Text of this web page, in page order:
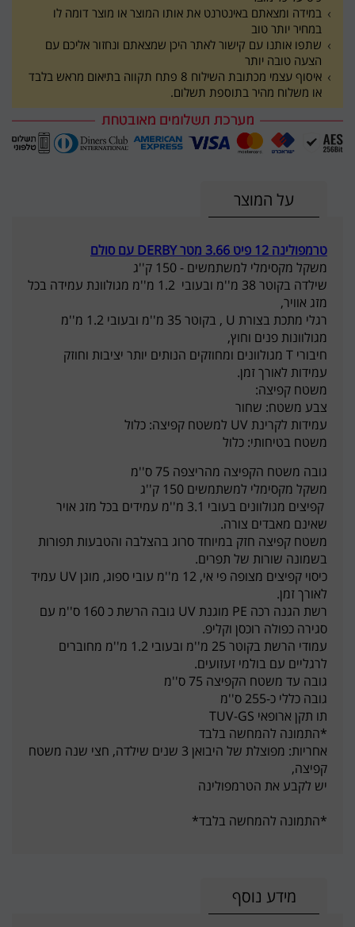
במידה ומצאתם באינטרנט את אותו המוצר או מוצר דומה לו
במחיר יותר טוב
שתפו אותנו עם קישור לאתר היכן שמצאתם ונחזור אליכם עם
הצעה טובה יותר
איסוף עצמי מכתובת השילוח 8 פתח תקווה בתיאום מראש בלבד
או משלוח מהיר בתוספת תשלום.
על המוצר
טרמפולינה 12 פיט 3.66 מטר DERBY עם סולם
משקל מקסימלי למשתמשים - 150 ק''ג
שילדה בקוטר 38 מ''מ ובעובי 1.2 מ''מ מגולוונת עמידה בכל
מזג אוויר,
רגלי מתכת בצורת U , בקוטר 35 מ''מ ובעובי 1.2 מ''מ
מגולוונות פנים וחוץ,
חיבורי T מגולוונים ומחוזקים הנותים יותר יציבות וחוזק
עמידות לאורך זמן.
משטח קפיצה:
צבע משטח: שחור
עמידות לקרינת UV למשטח קפיצה: כלול
משטח בטיחותי: כלול
גובה משטח הקפיצה מהריצפה 75 ס''מ
משקל מקסימלי למשתמשים 150 ק''ג
קפיצים מגולוונים בעובי 3.1 מ''מ עמידים בכל מזג אויר
שאינם מאבדים צורה.
משטח קפיצה חזק במיוחד סרוג בהצלבה והטבעות תפורות
בשמונה שורות של תפרים.
כיסוי קפיצים מצופה פי אי, 12 מ''מ עובי ספוג, מוגן UV עמיד
לאורך זמן.
רשת הגנה רכה PE מוגנת UV גובה הרשת כ 160 ס''מ עם
סגירה כפולה רוכסן וקליפ.
עמודי הרשת בקוטר 25 מ''מ ובעובי 1.2 מ''מ מחוברים
לרגליים עם בולמי זעזועים.
גובה עד משטח הקפיצה 75 ס''מ
גובה כללי כ-255 ס''מ
תו תקן ארופאי TUV-GS
*התמונה להמחשה בלבד
אחריות: מפוצלת של היבואן 3 שנים שילדה, חצי שנה משטח
קפיצה,
יש לקבע את הטרמפולינה
*התמונה להמחשה בלבד*
מידע נוסף